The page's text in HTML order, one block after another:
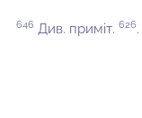
646 Див. приміт. 626.